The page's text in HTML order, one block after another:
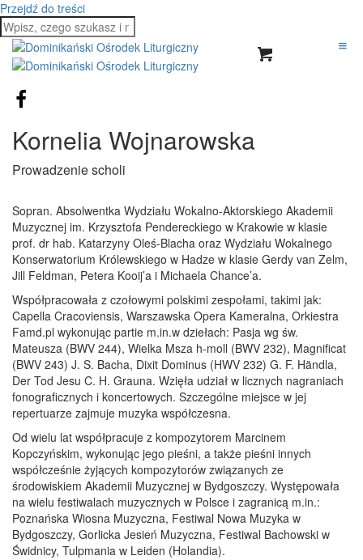
Przejdź do treści
Kornelia Wojnarowska
Prowadzenie scholi
Sopran. Absolwentka Wydziału Wokalno-Aktorskiego Akademii
Muzycznej im. Krzysztofa Pendereckiego w Krakowie w klasie
prof. dr hab. Katarzyny Oleś-Blacha oraz Wydziału Wokalnego
Konserwatorium Królewskiego w Hadze w klasie Gerdy van Zelm,
Jill Feldman, Petera Kooij’a i Michaela Chance’a.
Współpracowała z czołowymi polskimi zespołami, takimi jak:
Capella Cracoviensis, Warszawska Opera Kameralna, Orkiestra
Famd.pl wykonując partie m.in.w dziełach: Pasja wg św.
Mateusza (BWV 244), Wielka Msza h-moll (BWV 232), Magnificat
(BWV 243) J. S. Bacha, Dixit Dominus (HWV 232) G. F. Händla,
Der Tod Jesu C. H. Grauna. Wzięła udział w licznych nagraniach
fonograficznych i koncertowych. Szczególne miejsce w jej
repertuarze zajmuje muzyka współczesna.
Od wielu lat współpracuje z kompozytorem Marcinem
Kopczyńskim, wykonując jego pieśni, a także pieśni innych
współcześnie żyjących kompozytorów związanych ze
środowiskiem Akademii Muzycznej w Bydgoszczy. Występowała
na wielu festiwalach muzycznych w Polsce i zagranicą m.in.:
Poznańska Wiosna Muzyczna, Festiwal Nowa Muzyka w
Bydgoszczy, Gorlicka Jesień Muzyczna, Festiwal Bachowski w
Świdnicy, Tulpmania w Leiden (Holandia).